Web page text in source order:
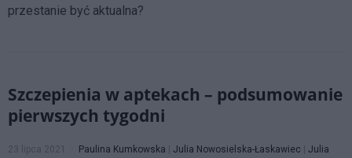
przestanie być aktualna?
Szczepienia w aptekach – podsumowanie
pierwszych tygodni
23 lipca 2021 Paulina Kumkowska Julia Nowosielska-Łaskawiec
Julia